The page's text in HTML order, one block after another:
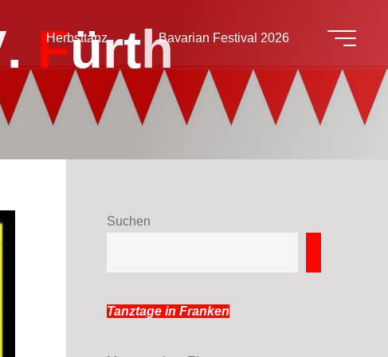
Herbsttanz Bavarian Festival 2026
. Fürth
Suchen
Tanztage in Franken